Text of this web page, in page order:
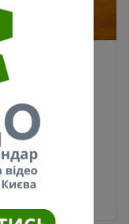
як
тролейбус на
додому.